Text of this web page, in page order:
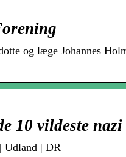
og læge Johannes
10 vildeste
Udland | DR